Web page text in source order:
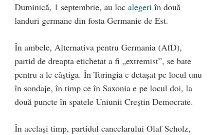
Duminică, 1 septembrie, au loc alegeri în două
landuri germane din fosta Germanie de Est.
În ambele, Alternativa pentru Germania (AfD),
partid de dreapta etichetat a fi „extremist”, se bate
pentru a le câștiga. În Turingia e detașat pe locul unu
în sondaje, în timp ce în Saxonia e pe locul doi, la
două puncte în spatele Uniunii Creștin Democrate.
În același timp, partidul cancelarului Olaf Scholz,